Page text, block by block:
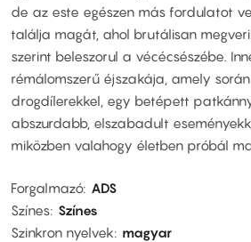
de az este egészen más fordulatot
találja magát, ahol brutálisan
szerint beleszorul a vécécsészébe.
rémálomszerű éjszakája, amely
drogdílerekkel, egy betépett
abszurdabb, elszabadult
miközben valahogy életben próbál
Forgalmazó ADS
Színes Színes
Szinkron nyelvek
magyar